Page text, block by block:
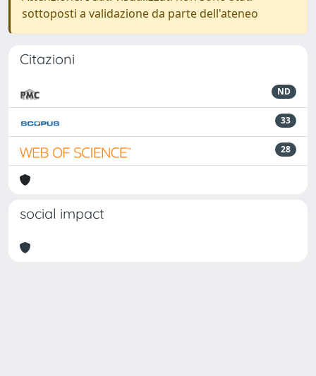
sottoposti a validazione da parte dell'ateneo
Citazioni
ND
33
28
social impact